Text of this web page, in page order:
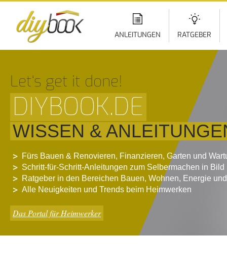
ANLEITUNGEN RATGEBER
Let‘s get it done!
DIYBOOK.DE
WISSEN &
Fürs Bauen & Renovieren, Finanzieren, Garten und
Schritt-für-Schritt-Anleitungen zum Selbermachen in Bild
Ratgeber in den Bereichen Bauen, Wohnen, Energie
Alle Neuigkeiten und Trends beim Heimwerken
Das Portal für Heimwerker